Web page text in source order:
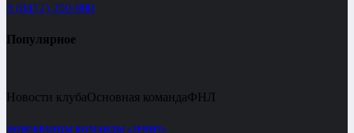
8 (8412) 200-990
Популярное
Новости клубаОсновная командаФНЛ
НОВОБРАНЦЫ КОМАНДЫ «ЗЕНИТ»